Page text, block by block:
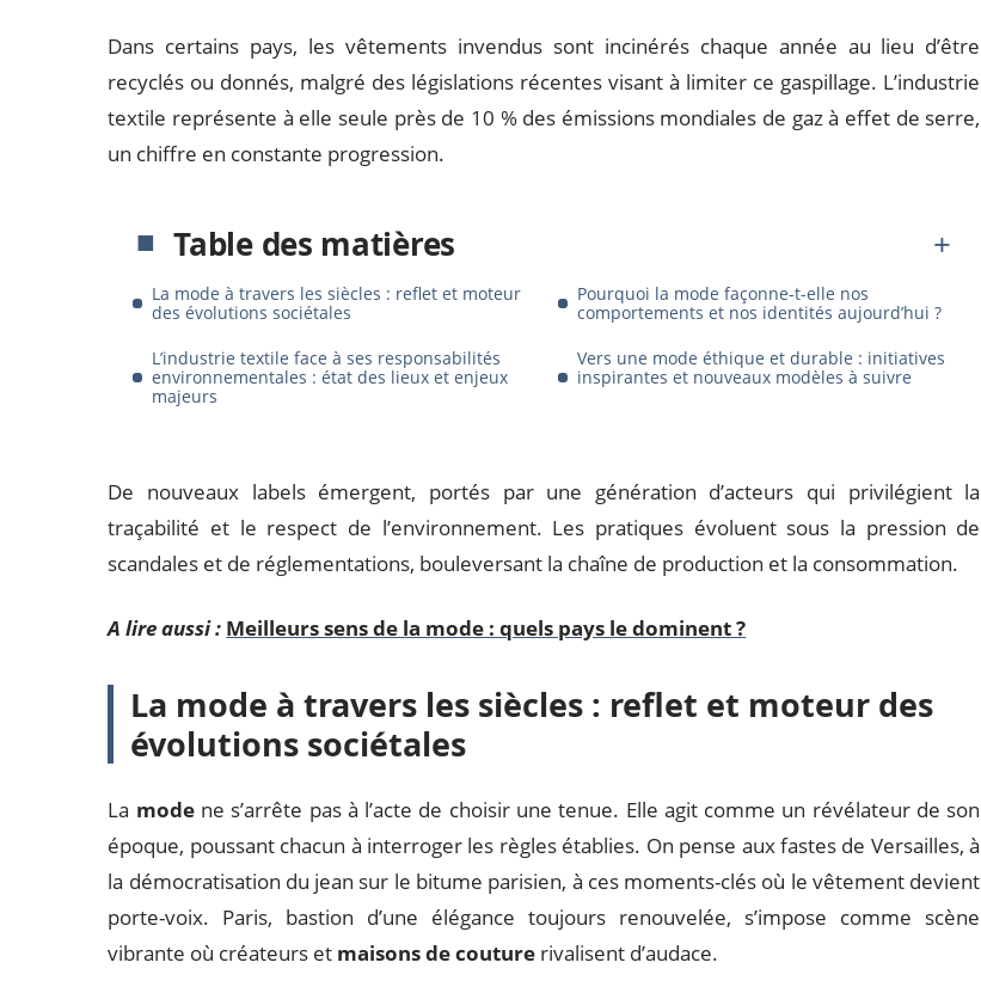
Dans certains pays, les vêtements invendus sont incinérés chaque année au lieu d’être
recyclés ou donnés, malgré des législations récentes visant à limiter ce gaspillage. L’industrie
textile représente à elle seule près de 10 % des émissions mondiales de gaz à effet de serre,
un chiffre en constante progression.
Table des matières
La mode à travers les siècles : reflet et moteur
des évolutions sociétales
Pourquoi la mode façonne-t-elle nos
comportements et nos identités aujourd’hui ?
L’industrie textile face à ses responsabilités
environnementales : état des lieux et enjeux
majeurs
Vers une mode éthique et durable : initiatives
inspirantes et nouveaux modèles à suivre
De nouveaux labels émergent, portés par une génération d’acteurs qui privilégient la
traçabilité et le respect de l’environnement. Les pratiques évoluent sous la pression de
scandales et de réglementations, bouleversant la chaîne de production et la consommation.
A lire aussi : Meilleurs sens de la mode : quels pays le dominent ?
La mode à travers les siècles : reflet et moteur des
évolutions sociétales
La modene s’arrête pas à l’acte de choisir une tenue. Elle agit comme un révélateur de son
époque, poussant chacun à interroger les règles établies. On pense aux fastes de Versailles, à
la démocratisation du jean sur le bitume parisien, à ces moments-clés où le vêtement devient
porte-voix. Paris, bastion d’une élégance toujours renouvelée, s’impose comme scène
vibrante où créateurs et maisons de couture rivalisent d’audace.